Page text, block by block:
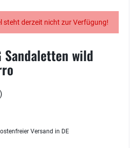
steht derzeit nicht zur Verfügung!
Sandaletten wild
)
Versand in DE